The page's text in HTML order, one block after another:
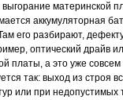
материнской
аккумуляторная
его разбирают,
оптический драйв
платы, а это уже совсем
так: выход из строя
или при